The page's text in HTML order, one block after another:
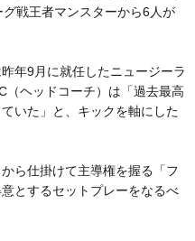
戦王者マンスターから6人が
年9月に就任したニュージーラ
（ヘッドコーチ）は「過去最高
いた」と、キックを軸にした
ら仕掛けて主導権を握る「フ
とするセットプレーをなるべ